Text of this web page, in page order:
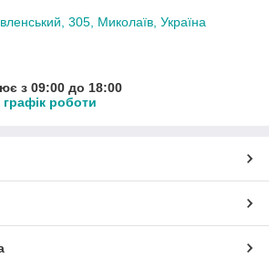
305, Миколаїв, Україна
з 09:00 до 18:00
роботи